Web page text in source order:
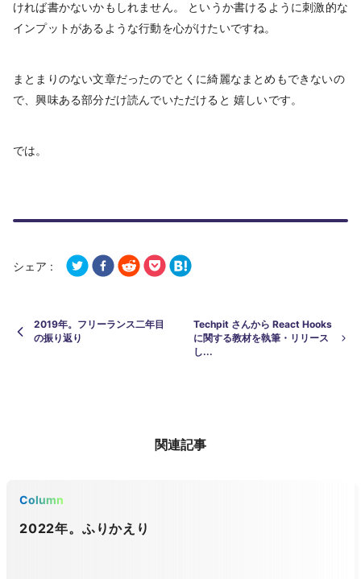
ければ書かないかもしれません。 というか書けるように刺激的な
インプットがあるような行動を心がけたいですね。
まとまりのない文章だったのでとくに綺麗なまとめもできないの
で、興味ある部分だけ読んでいただけると 嬉しいです。
では。
シェア :
2019年。フリーランス二年目
の振り返り
Techpit さんから React Hooks
に関する教材を執筆・リリース
し...
関連記事
Column
2022年。ふりかえり